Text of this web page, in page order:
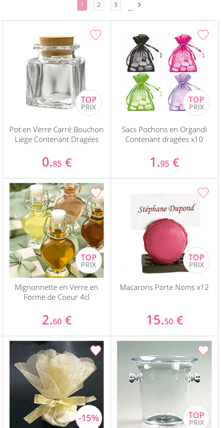
1 2 3 ...
Pot en Verre Carré Bouchon
Liège Contenant Dragées
0.85 €
Sacs Pochons en Organdi
Contenant dragées x10
1.95 €
Mignonnette en Verre en
Forme de Coeur 4cl
2.60 €
Macarons Porte Noms x12
15.50 €